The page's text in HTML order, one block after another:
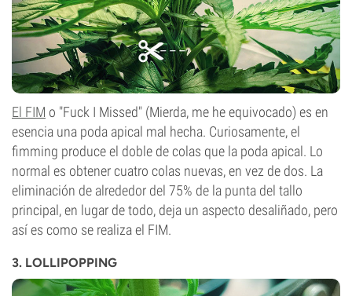
El FIM o "Fuck I Missed" (Mierda, me he equivocado) es en
esencia una poda apical mal hecha. Curiosamente, el
fimming produce el doble de colas que la poda apical. Lo
normal es obtener cuatro colas nuevas, en vez de dos. La
eliminación de alrededor del 75% de la punta del tallo
principal, en lugar de todo, deja un aspecto desaliñado, pero
así es como se realiza el FIM.
3. LOLLIPOPPING